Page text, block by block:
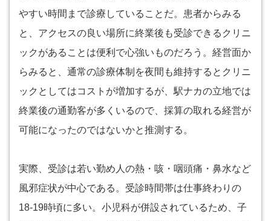
やすい時間まで診療していることだ。患者からみる
と、アクセスの良い場所に終業後も受診できるクリニ
ックがあることは便利で心強いものだろう。経営面か
らみると、通常の診療体制を夜間も維持するとクリニ
ックとしてはコストが増加するが、駅ナカの立地では
終業後の通勤客が多くいるので、採算の取れる経営が
可能になったのではないかと推測する。
実際、受診は若い勤め人の熱・咳・咽頭痛・鼻水など
風邪症状が中心である。受診時間帯は仕事終わりの
18-19時頃に多い。小児科が併設されているため、子